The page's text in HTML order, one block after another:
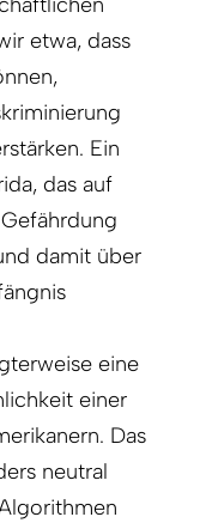
etwa, dass
Ein
das auf
damit über
eine
einer
Das
neutral